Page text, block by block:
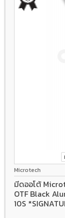
Microtech
มีดออโต้
OTF Black
10S